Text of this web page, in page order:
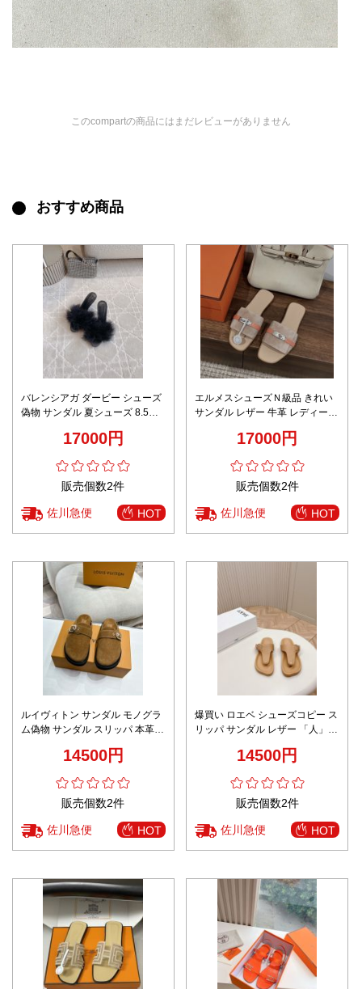
このcompartの商品にはまだレビューがありません
おすすめ商品
バレンシアガ ダービー シューズ
偽物 サンダル 夏シューズ 8.5㎝
17000円
販売個数2件
佐川急便 HOT
エルメスシューズＮ級品 きれい
サンダル レザー 牛革 レディース
17000円
販売個数2件
佐川急便 HOT
ルイヴィトン サンダル モノグラ
ム偽物 サンダル スリッパ 本革
14500円
販売個数2件
佐川急便 HOT
爆買い ロエベ シューズコピー ス
リッパ サンダル レザー 「人」の
ァッション ブラウン
14500円
販売個数2件
佐川急便 HOT